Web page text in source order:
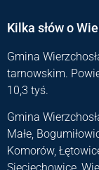
Kilka słów o
Gmina
tarnowskim.
10,3 tyś.
Gmina
Małe,
Komorów,